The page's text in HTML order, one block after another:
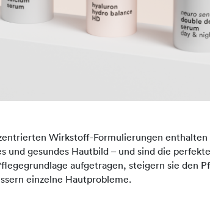
Wirkstoff-Formulierungen
gesundes Hautbild – und sind die
aufgetragen, steigern sie den
einzelne Hautprobleme.